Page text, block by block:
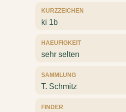
KURZZEICHEN
ki 1b
HAEUFIGKEIT
sehr selten
SAMMLUNG
T. Schmitz
FINDER